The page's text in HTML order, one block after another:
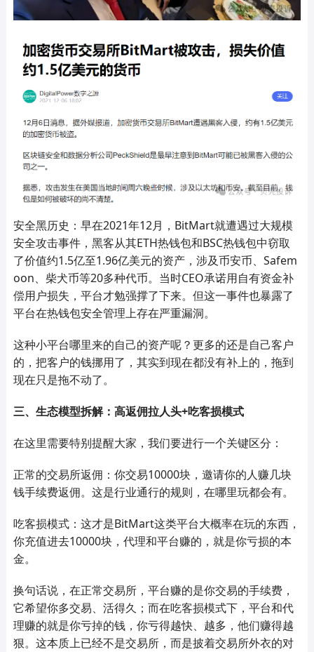
安全黑历史：早在2021年12月，BitMart就遭遇过大规模
安全攻击事件，黑客从其ETH热钱包和BSC热钱包中窃取
了价值约1.5亿至1.96亿美元的资产，涉及币安币、Safem
oon、柴犬币等20多种代币。当时CEO承诺用自有资金补
偿用户损失，平台才勉强撑了下来。但这一事件也暴露了
平台在热钱包安全管理上存在严重漏洞。
这种小平台哪里来的自己的资产呢？更多的还是自己客户
的，把客户的钱挪用了，其实到现在都没有补上的，拖到
现在只是拖不动了。
三、生态模型拆解：高返佣拉人头+吃客损模式
在这里需要特别提醒大家，我们要进行一个关键区分：
正常的交易所返佣：你交易10000块，邀请你的人赚几块
钱手续费返佣。这是行业通行的规则，在哪里玩都会有。
吃客损模式：这才是BitMart这类平台大概率在玩的东西，
你充值进去10000块，代理和平台赚的，就是你亏损的本
金。
换句话说，在正常交易所，平台赚的是你交易的手续费，
它希望你多交易、活得久；而在吃客损模式下，平台和代
理赚的就是你亏掉的钱，你亏得越快、越多，他们赚得越
狠。这本质上已经不是交易所，而是披着交易所外衣的对